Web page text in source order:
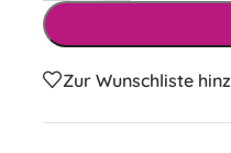
Zur Wunschliste